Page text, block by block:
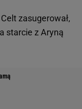
zasugerował,
starcie z Aryną